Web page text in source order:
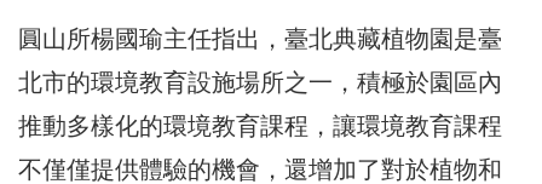
圓山所楊國瑜主任指出，臺北典藏植物園是臺
北市的環境教育設施場所之一，積極於園區內
推動多樣化的環境教育課程，讓環境教育課程
不僅僅提供體驗的機會，還增加了對於植物和